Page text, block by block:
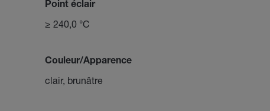
Point éclair
≥ 240,0 °C
Couleur/Apparence
clair, brunâtre